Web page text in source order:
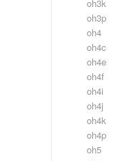
oh3k
oh3p
oh4
oh4c
oh4e
oh4f
oh4i
oh4j
oh4k
oh4p
oh5